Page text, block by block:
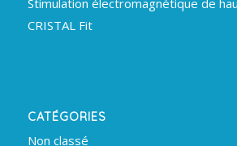
Stimulation électromagnétique de
CRISTAL Fit
CATÉGORIES
Non classé